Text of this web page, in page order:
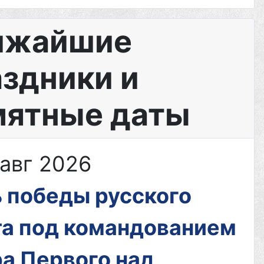
и
даты
2026
русского
под командованием